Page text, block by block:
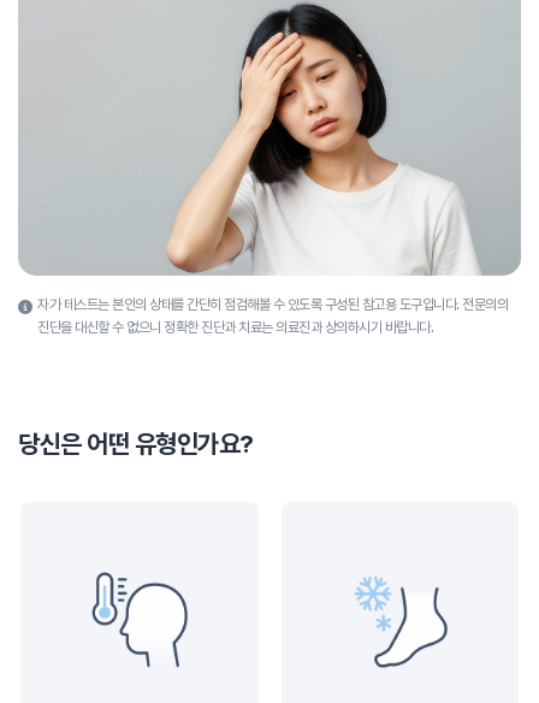
자가 테스트는 본인의 상태를 간단히 점검해볼 수 있도록 구성된 참고용 도구입니다. 전문의의
진단을 대신할 수 없으니 정확한 진단과 치료는 의료진과 상의하시기 바랍니다.
당신은 어떤 유형인가요?